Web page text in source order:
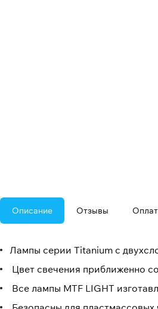
Описание Отзывы
Лампы серии Titanium с
Цвет свечения приближенно
Все лампы MTF LIGHT